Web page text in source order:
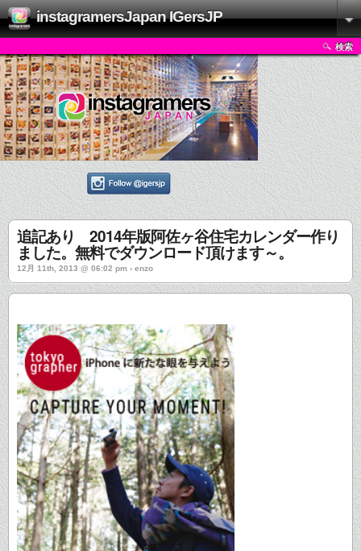
instagramersJapan IGersJP
検索
追記あり 2014年版阿佐ヶ谷住宅カレンダー作り
ました。無料でダウンロード頂けます～。
12月 11th, 2013 @ 06:02 pm › enzo